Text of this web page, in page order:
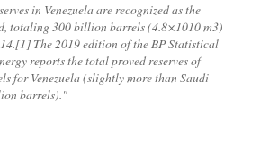
in Venezuela are recognized as the
totaling 300 billion barrels (4.8×1010 m3)
The 2019 edition of the BP Statistical
reports the total proved reserves of
for Venezuela (slightly more than Saudi
barrels)."